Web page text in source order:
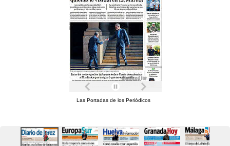
Las Portadas de los Periódicos